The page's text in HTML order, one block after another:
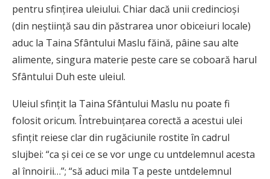
pentru sfinţirea uleiului. Chiar dacă unii credincioşi
(din neştiinţă sau din păstrarea unor obiceiuri locale)
aduc la Taina Sfântului Maslu făină, pâine sau alte
alimente, singura materie peste care se coboară harul
Sfântului Duh este uleiul.
Uleiul sfinţit la Taina Sfântului Maslu nu poate fi
folosit oricum. Întrebuinţarea corectă a acestui ulei
sfinţit reiese clar din rugăciunile rostite în cadrul
slujbei: “ca şi cei ce se vor unge cu untdelemnul acesta
al înnoirii…”; “să aduci mila Ta peste untdelemnul